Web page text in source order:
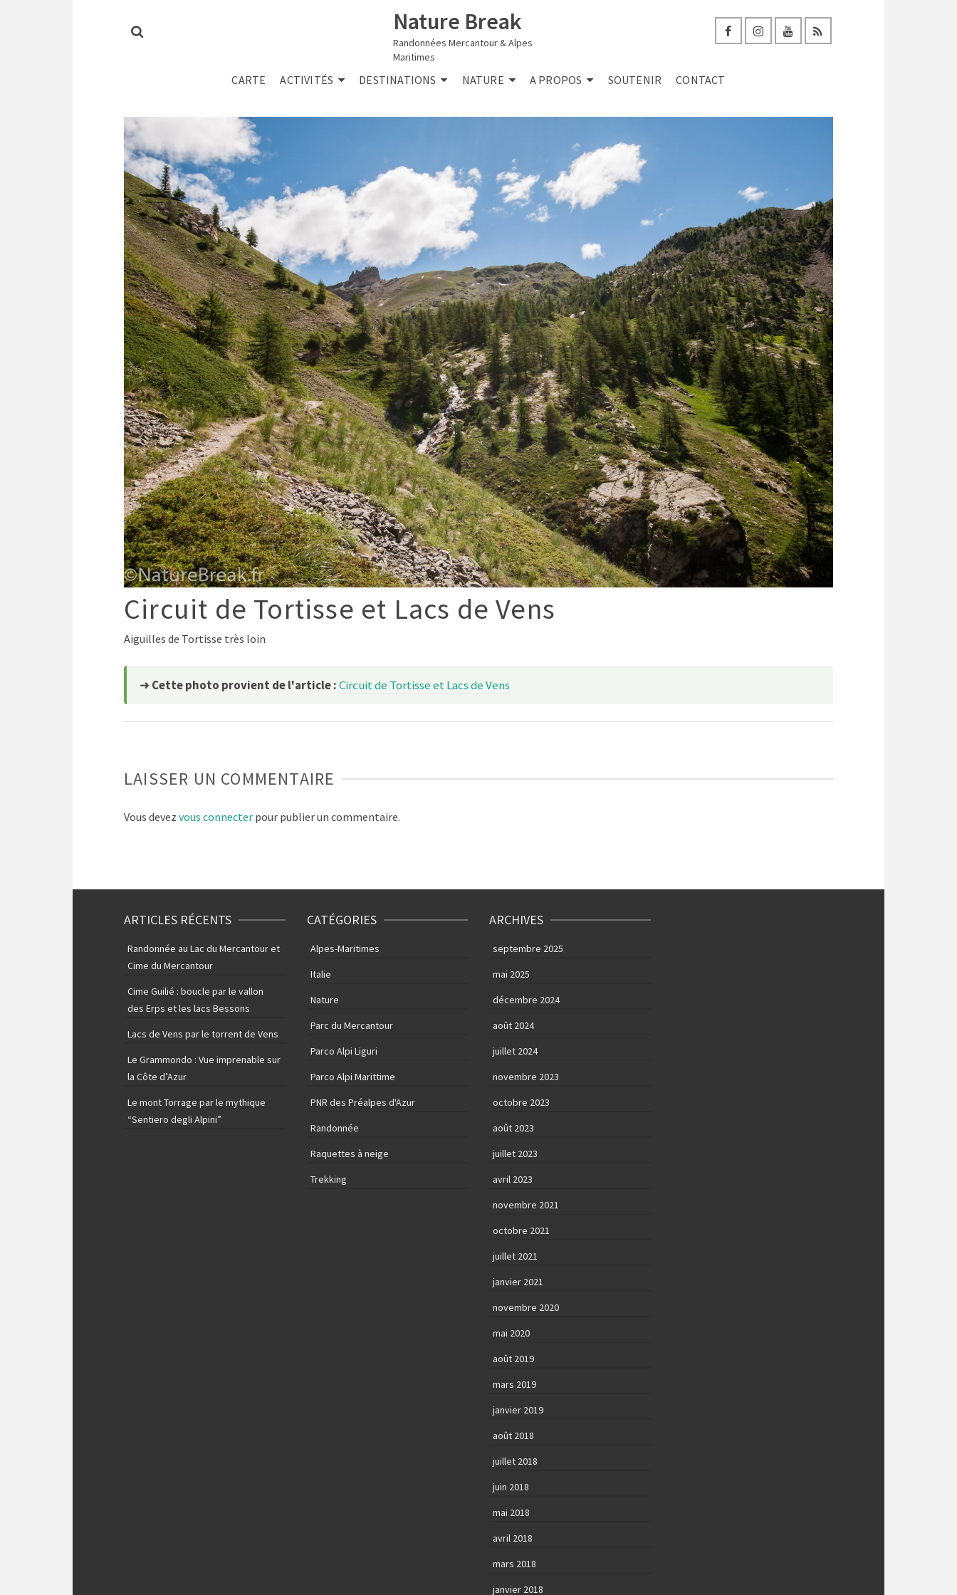
Nature Break
Randonnées Mercantour & Alpes
Maritimes
CARTE ACTIVITÉS DESTINATIONS NATURE A PROPOS SOUTENIR CONTACT
Circuit de Tortisse et Lacs de Vens
Aiguilles de Tortisse très loin
➜ Cette photo provient de l'article : Circuit de Tortisse et Lacs de Vens
LAISSER UN COMMENTAIRE
Vous devez vous connecter pour publier un commentaire.
ARTICLES RÉCENTS
Randonnée au Lac du Mercantour et
Cime du Mercantour
Cime Guilié : boucle par le vallon
des Erps et les lacs Bessons
Lacs de Vens par le torrent de Vens
Le Grammondo : Vue imprenable sur
la Côte d’Azur
Le mont Torrage par le mythique
“Sentiero degli Alpini”
CATÉGORIES
Alpes-Maritimes
Italie
Nature
Parc du Mercantour
Parco Alpi Liguri
Parco Alpi Marittime
PNR des Préalpes d'Azur
Randonnée
Raquettes à neige
Trekking
ARCHIVES
septembre 2025
mai 2025
décembre 2024
août 2024
juillet 2024
novembre 2023
octobre 2023
août 2023
juillet 2023
avril 2023
novembre 2021
octobre 2021
juillet 2021
janvier 2021
novembre 2020
mai 2020
août 2019
mars 2019
janvier 2019
août 2018
juillet 2018
juin 2018
mai 2018
avril 2018
mars 2018
janvier 2018